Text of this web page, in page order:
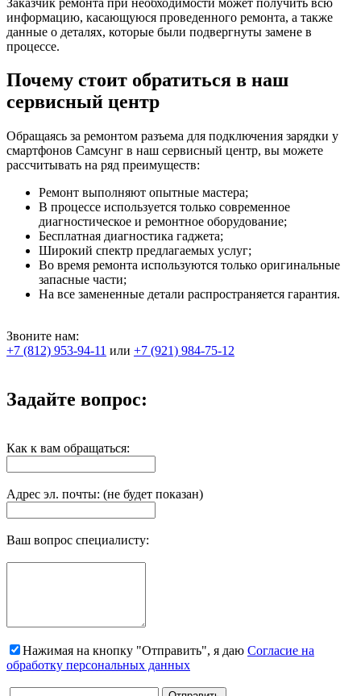
информацию, касающуюся проведенного ремонта, а также
данные о деталях, которые были подвергнуты замене в
процессе.
Почему стоит обратиться в наш
сервисный центр
Обращаясь за ремонтом разъема для подключения зарядки у
смартфонов Самсунг в наш сервисный центр, вы можете
рассчитывать на ряд преимуществ:
Ремонт выполняют опытные мастера;
В процессе используется только современное
диагностическое и ремонтное оборудование;
Бесплатная диагностика гаджета;
Широкий спектр предлагаемых услуг;
Во время ремонта используются только оригинальные
запасные части;
На все замененные детали распространяется гарантия.
Звоните нам:
+7 (812) 953-94-11 или +7 (921) 984-75-12
Задайте вопрос:
Как к вам обращаться:
Адрес эл. почты: (не будет показан)
Ваш вопрос специалисту:
Нажимая на кнопку "Отправить", я даю Согласие на
обработку персональных данных